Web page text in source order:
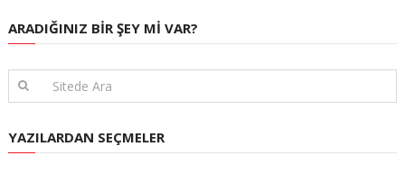
ARADIĞINIZ BIR ŞEY MI VAR?
YAZILARDAN SEÇMELER